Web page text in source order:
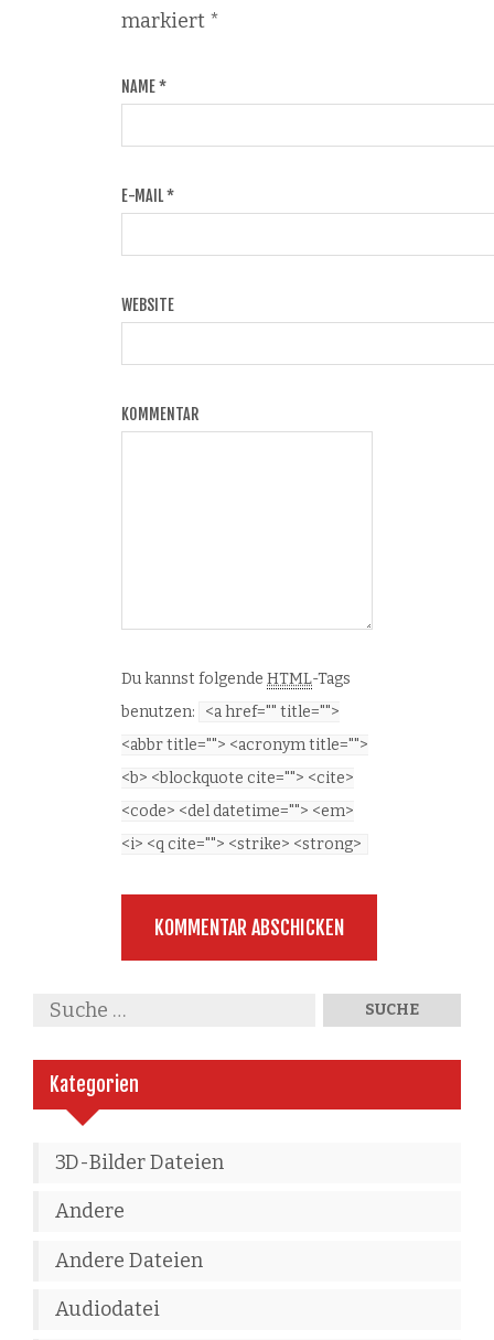
markiert *
NAME*
E-MAIL*
WEBSITE
KOMMENTAR
Du kannst folgende HTML-Tags
benutzen:
<a href="" title="">
<abbr title=""> <acronym title="">
<b> <blockquote cite=""> <cite>
<code> <del datetime=""> <em>
<i> <q cite=""> <strike> <strong>
Kategorien
3D-Bilder Dateien
Andere
Andere Dateien
Audiodatei